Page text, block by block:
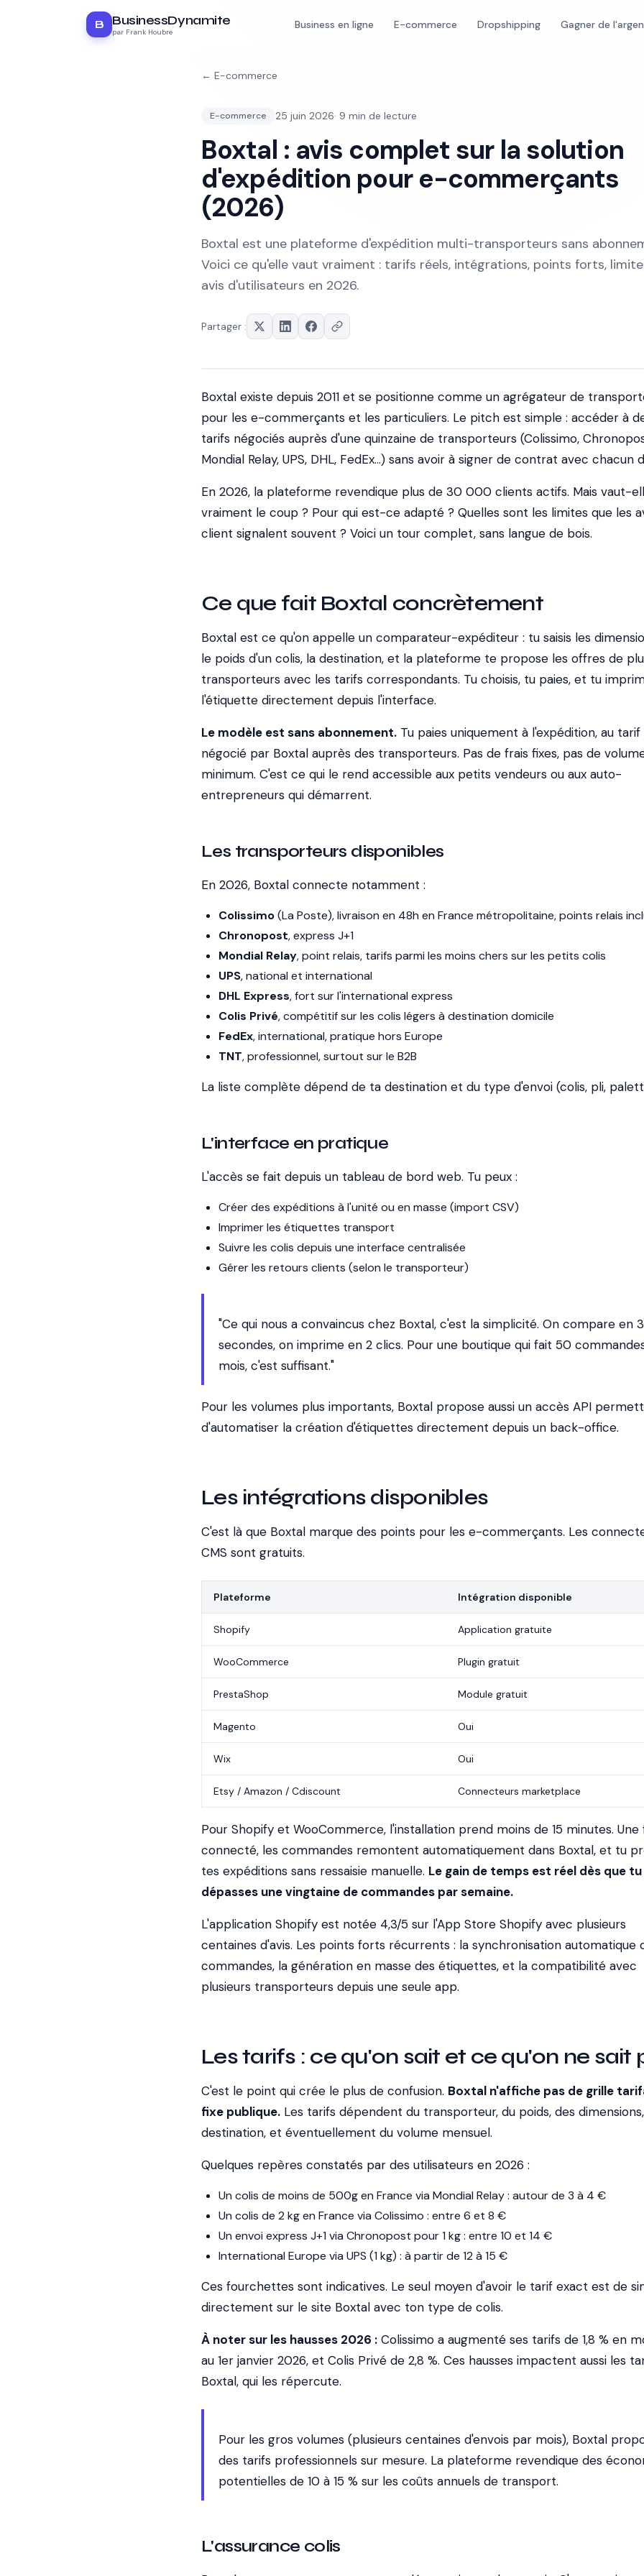
B BusinessDynamite
par Frank Houbre
Business en ligne E-commerce Dropshipping Gagner de
← E-commerce
E-commerce 25 juin 2026· 9 min de lecture
Boxtal : avis complet sur la solution
d'expédition pour e-commerçants
(2026)
Boxtal est une plateforme d'expédition multi-transporteurs sans
Voici ce qu'elle vaut vraiment : tarifs réels, intégrations, points forts,
avis d'utilisateurs en 2026.
Partager :
Boxtal existe depuis 2011 et se positionne comme un agrégateur de
pour les e-commerçants et les particuliers. Le pitch est simple : accéder à
tarifs négociés auprès d'une quinzaine de transporteurs (Colissimo,
Mondial Relay, UPS, DHL, FedEx…) sans avoir à signer de contrat avec chacun
En 2026, la plateforme revendique plus de 30 000 clients actifs. Mais vaut-
vraiment le coup ? Pour qui est-ce adapté ? Quelles sont les limites que les
client signalent souvent ? Voici un tour complet, sans langue de bois.
Ce que fait Boxtal concrètement
Boxtal est ce qu'on appelle un comparateur-expéditeur : tu saisis les
le poids d'un colis, la destination, et la plateforme te propose les offres de
transporteurs avec les tarifs correspondants. Tu choisis, tu paies, et tu
l'étiquette directement depuis l'interface.
Le modèle est sans abonnement. Tu paies uniquement à l'expédition, au tarif
négocié par Boxtal auprès des transporteurs. Pas de frais fixes, pas de
minimum. C'est ce qui le rend accessible aux petits vendeurs ou aux auto-
entrepreneurs qui démarrent.
Les transporteurs disponibles
En 2026, Boxtal connecte notamment :
Colissimo(La Poste), livraison en 48h en France métropolitaine, points relais
Chronopost, express J+1
Mondial Relay, point relais, tarifs parmi les moins chers sur les petits colis
UPS, national et international
DHL Express, fort sur l'international express
Colis Privé, compétitif sur les colis légers à destination domicile
FedEx, international, pratique hors Europe
TNT, professionnel, surtout sur le B2B
La liste complète dépend de ta destination et du type d'envoi (colis, pli,
L'interface en pratique
L'accès se fait depuis un tableau de bord web. Tu peux :
Créer des expéditions à l'unité ou en masse (import CSV)
Imprimer les étiquettes transport
Suivre les colis depuis une interface centralisée
Gérer les retours clients (selon le transporteur)
"Ce qui nous a convaincus chez Boxtal, c'est la simplicité. On compare en
secondes, on imprime en 2 clics. Pour une boutique qui fait 50
mois, c'est suffisant."
Pour les volumes plus importants, Boxtal propose aussi un accès API
d'automatiser la création d'étiquettes directement depuis un back-office.
Les intégrations disponibles
C'est là que Boxtal marque des points pour les e-commerçants. Les
CMS sont gratuits.
Plateforme Intégration disponible
Shopify Application gratuite
WooCommerce Plugin gratuit
PrestaShop Module gratuit
Magento Oui
Wix Oui
Etsy / Amazon / Cdiscount Connecteurs marketplace
Pour Shopify et WooCommerce, l'installation prend moins de 15 minutes. Une
connecté, les commandes remontent automatiquement dans Boxtal, et tu
tes expéditions sans ressaisie manuelle. Le gain de temps est réel dès que tu
dépasses une vingtaine de commandes par semaine.
L'application Shopify est notée 4,3/5 sur l'App Store Shopify avec plusieurs
centaines d'avis. Les points forts récurrents : la synchronisation automatique
commandes, la génération en masse des étiquettes, et la compatibilité avec
plusieurs transporteurs depuis une seule app.
Les tarifs : ce qu'on sait et ce qu'on ne sait
C'est le point qui crée le plus de confusion. Boxtal n'affiche pas de grille
fixe publique. Les tarifs dépendent du transporteur, du poids, des
destination, et éventuellement du volume mensuel.
Quelques repères constatés par des utilisateurs en 2026 :
Un colis de moins de 500g en France via Mondial Relay : autour de 3 à 4 €
Un colis de 2 kg en France via Colissimo : entre 6 et 8 €
Un envoi express J+1 via Chronopost pour 1 kg : entre 10 et 14 €
International Europe via UPS (1 kg) : à partir de 12 à 15 €
Ces fourchettes sont indicatives. Le seul moyen d'avoir le tarif exact est de
directement sur le site Boxtal avec ton type de colis.
À noter sur les hausses 2026 : Colissimo a augmenté ses tarifs de 1,8 % en
au 1er janvier 2026, et Colis Privé de 2,8 %. Ces hausses impactent aussi les
Boxtal, qui les répercute.
Pour les gros volumes (plusieurs centaines d'envois par mois), Boxtal
des tarifs professionnels sur mesure. La plateforme revendique des
potentielles de 10 à 15 % sur les coûts annuels de transport.
L'assurance colis